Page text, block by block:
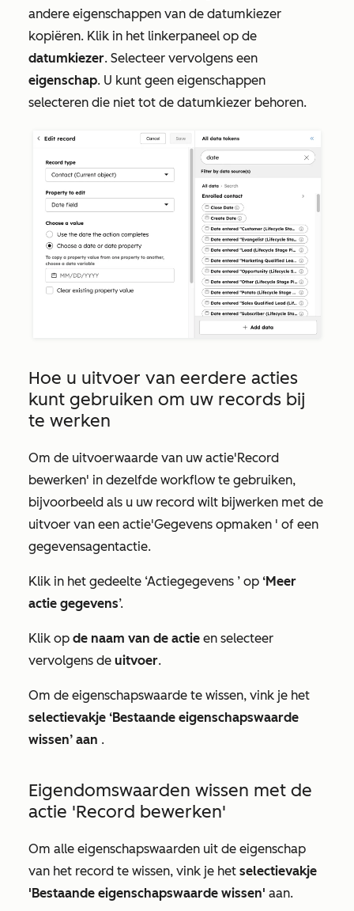
andere eigenschappen van de datumkiezer
kopiëren. Klik in het linkerpaneel op de
datumkiezer. Selecteer vervolgens een
eigenschap. U kunt geen eigenschappen
selecteren die niet tot de datumkiezer behoren.
Hoe u uitvoer van eerdere acties
kunt gebruiken om uw records bij
te werken
Om de uitvoerwaarde van uw actie'Record
bewerken' in dezelfde workflow te gebruiken,
bijvoorbeeld als u uw record wilt bijwerken met de
uitvoer van een actie'Gegevens opmaken ' of een
gegevensagentactie.
Klik in het gedeelte ‘Actiegegevens ’ op ‘Meer
actie gegevens’.
Klik op de naam van de actie en selecteer
vervolgens de uitvoer.
Om de eigenschapswaarde te wissen, vink je het
selectievakje ‘Bestaande eigenschapswaarde
wissen’ aan .
Eigendomswaarden wissen met de
actie 'Record bewerken'
Om alle eigenschapswaarden uit de eigenschap
van het record te wissen, vink je het selectievakje
'Bestaande eigenschapswaarde wissen' aan.